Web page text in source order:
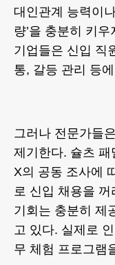
대인관계 능력이
량’을 충분히 키
기업들은 신입 직
통, 갈등 관리 등
그러나 전문가들
제기한다. 슐츠
X의 공동 조사에
로 신입 채용을
기회는 충분히 제
고 있다. 실제로
무 체험 프로그램